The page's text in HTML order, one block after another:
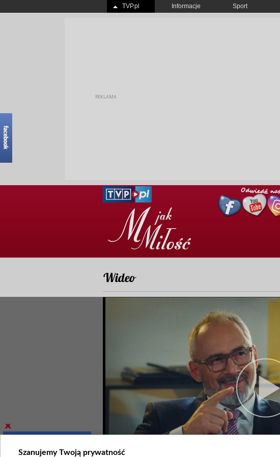
TVP.pl Informacje Sport
Wideo
Szanujemy Twoją prywatność